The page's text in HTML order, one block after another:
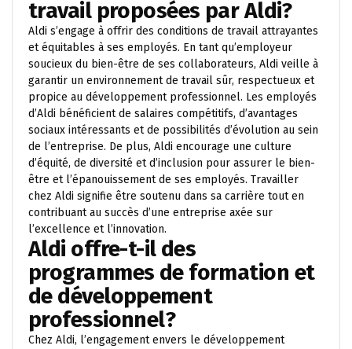
travail proposées par Aldi?
Aldi s’engage à offrir des conditions de travail attrayantes
et équitables à ses employés. En tant qu’employeur
soucieux du bien-être de ses collaborateurs, Aldi veille à
garantir un environnement de travail sûr, respectueux et
propice au développement professionnel. Les employés
d’Aldi bénéficient de salaires compétitifs, d’avantages
sociaux intéressants et de possibilités d’évolution au sein
de l’entreprise. De plus, Aldi encourage une culture
d’équité, de diversité et d’inclusion pour assurer le bien-
être et l’épanouissement de ses employés. Travailler
chez Aldi signifie être soutenu dans sa carrière tout en
contribuant au succès d’une entreprise axée sur
l’excellence et l’innovation.
Aldi offre-t-il des
programmes de formation et
de développement
professionnel?
Chez Aldi, l’engagement envers le développement